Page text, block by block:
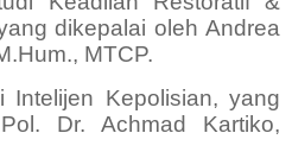
dikepalai oleh Andrea
MTCP.
Intelijen Kepolisian, yang
Dr. Achmad Kartiko,